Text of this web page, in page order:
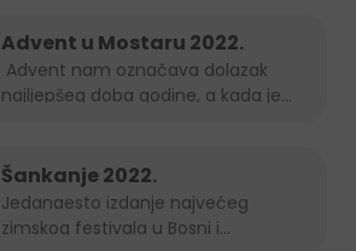
Advent u Mostaru 2022.
najljepšeg doba godine, a kada je
Šankanje 2022.
Jedanaesto izdanje najvećeg
zimskog festivala u Bosni i